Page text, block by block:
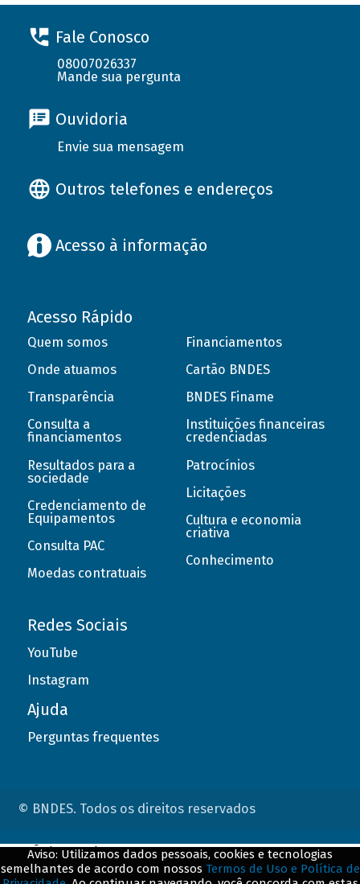
Fale Conosco
08007026337
Mande sua pergunta
Ouvidoria
Envie sua mensagem
Outros telefones e endereços
Acesso à informação
Acesso Rápido
Quem somos
Onde atuamos
Transparência
Consulta a
financiamentos
Resultados para a
sociedade
Credenciamento de
Equipamentos
Consulta PAC
Moedas contratuais
Financiamentos
Cartão BNDES
BNDES Finame
Instituições financeiras
credenciadas
Patrocínios
Licitações
Cultura e economia
criativa
Conhecimento
Redes Sociais
YouTube
Instagram
Ajuda
Perguntas frequentes
© BNDES. Todos os direitos reservados
Aviso: Utilizamos dados pessoais, cookies e tecnologias
semelhantes de acordo com nossos Termos de Uso e Política de
ConteÃºdo complementar
${title}${badge}